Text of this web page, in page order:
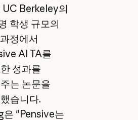
UC Berkeley의
학생 규모의
정에서
AI TA를
성과를
는 논문을
습니다.
은 "Pensive는